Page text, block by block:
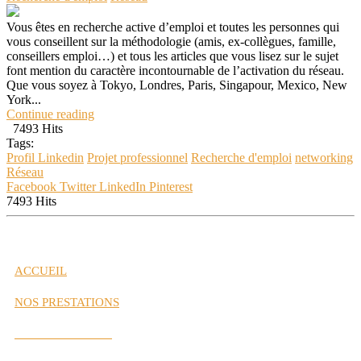
Vous êtes en recherche active d’emploi et toutes les personnes qui
vous conseillent sur la méthodologie (amis, ex-collègues, famille,
conseillers emploi…) et tous les articles que vous lisez sur le sujet
font mention du caractère incontournable de l’activation du réseau.
Que vous soyez à Tokyo, Londres, Paris, Singapour, Mexico, New
York...
Continue reading
7493 Hits
Tags:
Profil Linkedin Projet professionnel Recherche d'emploi networking
Réseau
Facebook Twitter LinkedIn Pinterest
7493 Hits
ACCUEIL
NOS PRESTATIONS